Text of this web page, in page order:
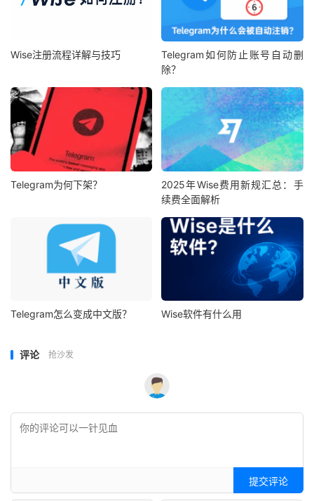
Wise注册流程详解与技巧
Telegram如何防止账号自动删
除？
Telegram为何下架？
2025年Wise费用新规汇总：手
续费全面解析
Telegram怎么变成中文版？ Wise软件有什么用
评论 抢沙发
提交评论